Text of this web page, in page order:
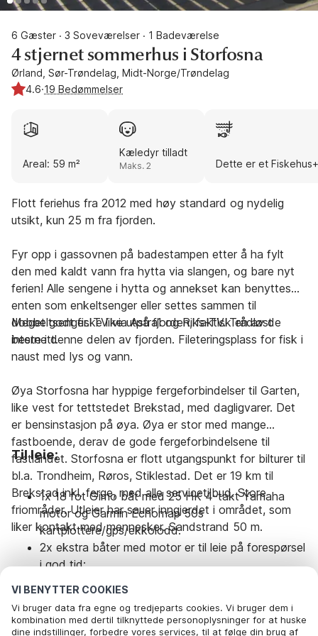
VI BENYTTER COOKIES
Vi bruger data fra egne og tredjeparts cookies. Vi bruger dem i
kombination med dertil tilknyttede personoplysninger for at huske
dine indstillinger, forbedre vores services, til at følge din brug af
6 Gæster · 3 Soveværelser · 1 Badeværelse
4 stjernet sommerhus i Storfosna
Ørland, Sør-Trøndelag, Midt-Norge/Trøndelag
4.6·19 Bedømmelser
Areal: 59 m²
Kæledyr tilladt
Maks. 2 Dette er et Fiskehus+
Flott feriehus fra 2012 med høy standard og nydelig
utsikt, kun 25 m fra fjorden.
Fyr opp i gassovnen på badestampen etter å ha fylt
den med kaldt vann fra hytta via slangen, og bare nyt
ferien! Alle sengene i hytta og annekset kan benyttes
enten som enkeltsenger eller settes sammen til
dobbeltsenger. TV via Astra1 og Riks-TV. Trådløst
internett.
Meget godt fiske like utpå fjorden, faktisk en av de
beste i denne delen av fjorden. Fileteringsplass for fisk i
naust med lys og vann.
Øya Storfosna har hyppige fergeforbindelser til Garten,
like vest for tettstedet Brekstad, med dagligvarer. Det
er bensinstasjon på øya. Øya er stor med mange
fastboende, derav de gode fergeforbindelsene til
fastlandet. Storfosna er flott utgangspunkt for bilturer til
bl.a. Trondheim, Røros, Stiklestad. Det er 19 km til
Brekstad inkl. ferge, med alle servicetilbud. Store
friområder. Utleier har sauer inngjerdet i området, som
liker kontakt med mennesker. Sandstrand 50 m.
Til leie:
1x 18 fot Gimo båt med 25 HK 4-takt Yamaha
motor og Garmin Echomap 50s
kartplottere/gps/ekkolodd.
2x ekstra båter med motor er til leie på forespørsel
i god tid:
1x 18 fot Hansvik med 25 HK 4-takt Yamaha
motor. Garmin Echomap 50s
påbudt for alle som er født etter 1980 og fører båt med
motor større enn 25 hk.